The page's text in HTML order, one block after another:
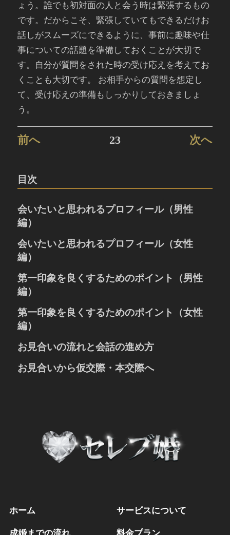
目次
会いたいと思われるプロフィール（男性
編）
婚活におけるプロフィールとは
お写真のポイント
趣味や休日の過ごし方
お相手への希望
会いたいと思われるプロフィール（女性
編）
婚活におけるプロフィールとは
お写真のポイント
趣味や休日の過ごし方
お相手への希望
第一印象を良くするためのポイント（男性
編）
「清潔感」と「誠実さ」が大切
お見合いでの表情と声のポイント
服装、髪型、爪、髭のポイント
第一印象を良くするためのポイント（女性
編）
表情、声、姿勢のポイント
服装のポイント
お見合いの流れと会話の進め方
お見合い成立後の準備
お見合いから仮交際・本交際へ
ょう。誰でも初対面の人と会う時は緊張するもの
です。だからこそ、緊張していてもできるだけお
話しがスムーズにできるように、事前に趣味や仕
事についての話題を準備しておくことが大切で
す。自分が質問をされた時の受け応えを考えてお
くことも大切です。 お相手からの質問を想定し
て、受け応えの準備もしっかりしておきましょ
う。
前へ 23 次へ
ホーム サービスについて